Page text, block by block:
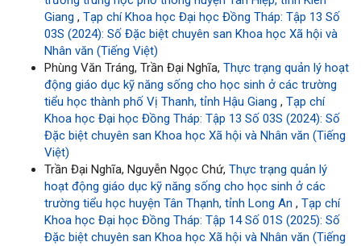
Giang , Tạp chí Khoa học Đại học Đồng Tháp: Tập 13 Số
03S (2024): Số Đặc biệt chuyên san Khoa học Xã hội và
Nhân văn (Tiếng Việt)
Phùng Văn Tráng, Trần Đại Nghĩa, Thực trạng quản lý hoạt
động giáo dục kỹ năng sống cho học sinh ở các trường
tiểu học thành phố Vị Thanh, tỉnh Hậu Giang , Tạp chí
Khoa học Đại học Đồng Tháp: Tập 13 Số 03S (2024): Số
Đặc biệt chuyên san Khoa học Xã hội và Nhân văn (Tiếng
Việt)
Trần Đại Nghĩa, Nguyễn Ngọc Chứ, Thực trạng quản lý
hoạt động giáo dục kỹ năng sống cho học sinh ở các
trường tiểu học huyện Tân Thạnh, tỉnh Long An , Tạp chí
Khoa học Đại học Đồng Tháp: Tập 14 Số 01S (2025): Số
Đặc biệt chuyên san Khoa học Xã hội và Nhân văn (Tiếng